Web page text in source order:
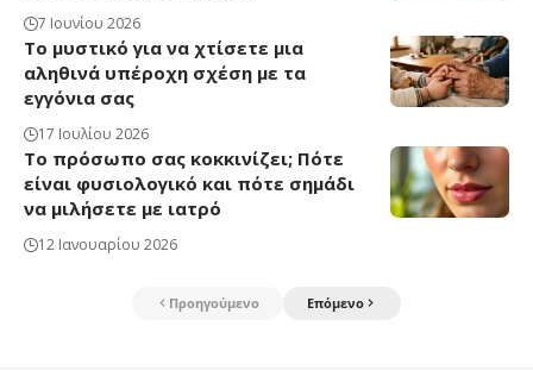
7 Ιουνίου 2026
Το μυστικό για να χτίσετε μια
αληθινά υπέροχη σχέση με τα
εγγόνια σας
17 Ιουλίου 2026
Το πρόσωπο σας κοκκινίζει; Πότε
είναι φυσιολογικό και πότε σημάδι
να μιλήσετε με ιατρό
12 Ιανουαρίου 2026
Προηγούμενο Επόμενο